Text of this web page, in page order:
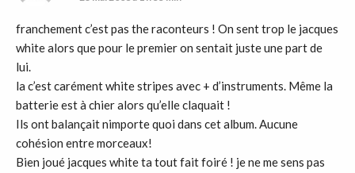
franchement c’est pas the raconteurs ! On sent trop le jacques
white alors que pour le premier on sentait juste une part de
lui.
la c’est carément white stripes avec + d’instruments. Même la
batterie est à chier alors qu’elle claquait !
Ils ont balançait nimporte quoi dans cet album. Aucune
cohésion entre morceaux!
Bien joué jacques white ta tout fait foiré ! je ne me sens pas